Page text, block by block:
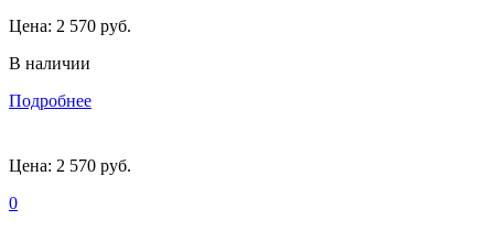
Цена: 2 570 руб.
В наличии
Подробнее
Цена: 2 570 руб.
0